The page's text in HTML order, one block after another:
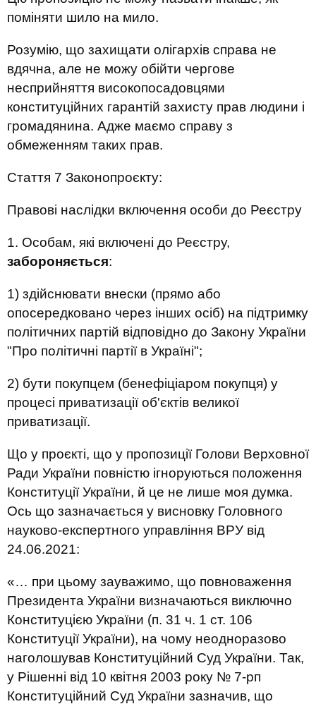
поміняти шило на мило.
Розумію, що захищати олігархів справа не
вдячна, але не можу обійти чергове
несприйняття високопосадовцями
конституційних гарантій захисту прав людини і
громадянина. Адже маємо справу з
обмеженням таких прав.
Стаття 7 Законопроєкту:
Правові наслідки включення особи до Реєстру
1. Особам, які включені до Реєстру,
забороняється:
1) здійснювати внески (прямо або
опосередковано через інших осіб) на підтримку
політичних партій відповідно до Закону України
"Про політичні партії в Україні";
2) бути покупцем (бенефіціаром покупця) у
процесі приватизації об'єктів великої
приватизації.
Що у проєкті, що у пропозиції Голови Верховної
Ради України повністю ігноруються положення
Конституції України, й це не лише моя думка.
Ось що зазначається у висновку Головного
науково-експертного управління ВРУ від
24.06.2021:
«… при цьому зауважимо, що повноваження
Президента України визначаються виключно
Конституцією України (п. 31 ч. 1 ст. 106
Конституції України), на чому неодноразово
наголошував Конституційний Суд України. Так,
у Рішенні від 10 квітня 2003 року № 7-рп
Конституційний Суд України зазначив, що